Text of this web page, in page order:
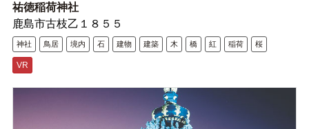
祐徳稲荷神社
鹿島市古枝乙１８５５
神社 鳥居 境内 石 建物 建築 木 橋 紅 稲荷 桜
VR